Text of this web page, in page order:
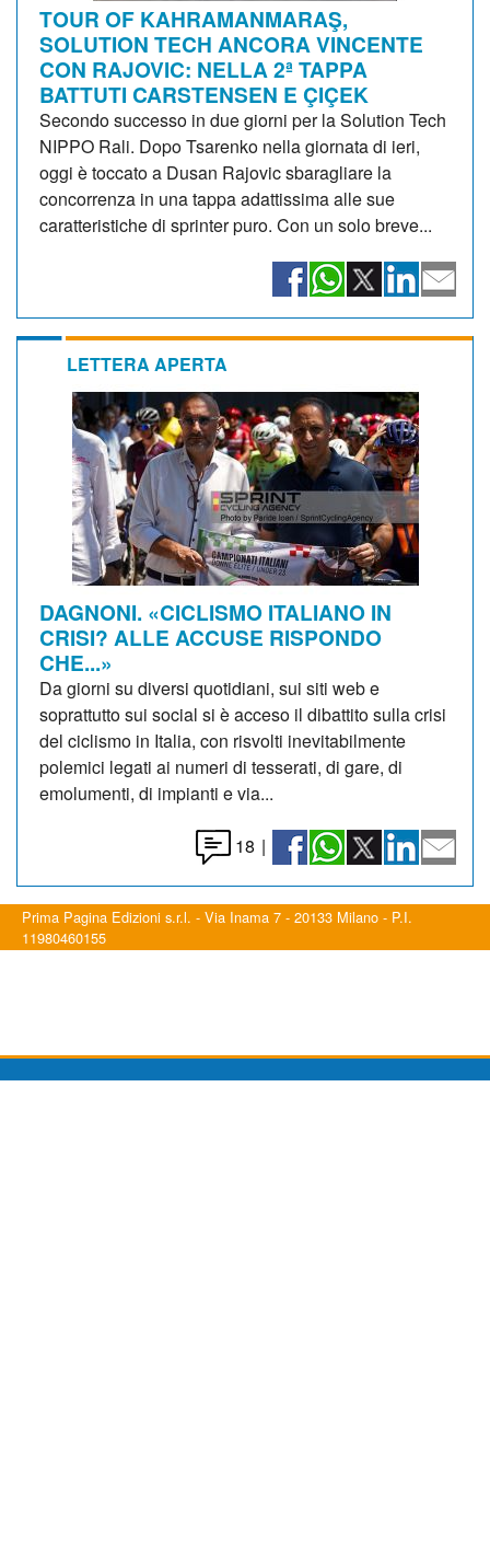
TOUR OF KAHRAMANMARAŞ,
SOLUTION TECH ANCORA VINCENTE
CON RAJOVIC: NELLA 2ª TAPPA
BATTUTI CARSTENSEN E ÇIÇEK
Secondo successo in due giorni per la Solution Tech
NIPPO Rali. Dopo Tsarenko nella giornata di ieri,
oggi è toccato a Dusan Rajovic sbaragliare la
concorrenza in una tappa adattissima alle sue
caratteristiche di sprinter puro. Con un solo breve...
LETTERA APERTA
DAGNONI. «CICLISMO ITALIANO IN
CRISI? ALLE ACCUSE RISPONDO
CHE...»
Da giorni su diversi quotidiani, sui siti web e
soprattutto sui social si è acceso il dibattito sulla crisi
del ciclismo in Italia, con risvolti inevitabilmente
polemici legati ai numeri di tesserati, di gare, di
emolumenti, di impianti e via...
18 |
Prima Pagina Edizioni s.r.l. - Via Inama 7 - 20133 Milano - P.I.
11980460155